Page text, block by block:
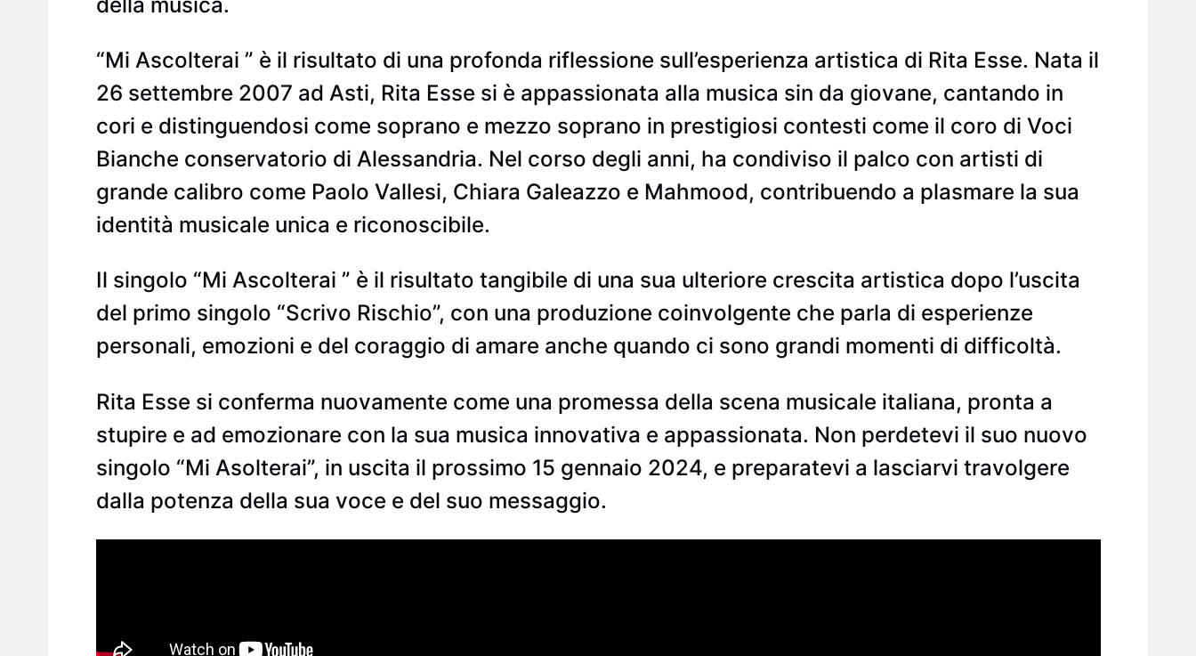
“Mi Ascolterai ” è il risultato di una profonda riflessione sull’esperienza artistica di Rita Esse. Nata il
26 settembre 2007 ad Asti, Rita Esse si è appassionata alla musica sin da giovane, cantando in
cori e distinguendosi come soprano e mezzo soprano in prestigiosi contesti come il coro di Voci
Bianche conservatorio di Alessandria. Nel corso degli anni, ha condiviso il palco con artisti di
grande calibro come Paolo Vallesi, Chiara Galeazzo e Mahmood, contribuendo a plasmare la sua
identità musicale unica e riconoscibile.
Il singolo “Mi Ascolterai ” è il risultato tangibile di una sua ulteriore crescita artistica dopo l’uscita
del primo singolo “Scrivo Rischio”, con una produzione coinvolgente che parla di esperienze
personali, emozioni e del coraggio di amare anche quando ci sono grandi momenti di difficoltà.
Rita Esse si conferma nuovamente come una promessa della scena musicale italiana, pronta a
stupire e ad emozionare con la sua musica innovativa e appassionata. Non perdetevi il suo nuovo
singolo “Mi Asolterai”, in uscita il prossimo 15 gennaio 2024, e preparatevi a lasciarvi travolgere
dalla potenza della sua voce e del suo messaggio.